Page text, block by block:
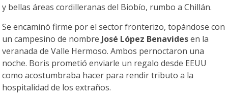
y bellas áreas cordilleranas del Biobío, rumbo a Chillán.
Se encaminó firme por el sector fronterizo, topándose con
un campesino de nombre José López Benavidesen la
veranada de Valle Hermoso. Ambos pernoctaron una
noche. Boris prometió enviarle un regalo desde EEUU
como acostumbraba hacer para rendir tributo a la
hospitalidad de los extraños.